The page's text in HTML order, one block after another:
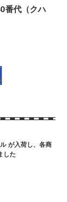
番代（クハ
が入荷し、各商
した